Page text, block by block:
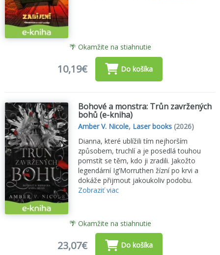
🌴 Okamžite na stiahnutie
10,19€ Do košíka
Bohové a monstra: Trůn zavržených
bohů (e-kniha)
Amber V. Nicole, Laser books (2026)
Dianna, které ublížili tím nejhorším
způsobem, truchlí a je posedlá touhou
pomstít se těm, kdo ji zradili. Jakožto
legendární Ig’Morruthen žízní po krvi a
dokáže přijmout jakoukoliv podobu.
Zobraziť viac
🌴 Okamžite na stiahnutie
23,07€ Do košíka